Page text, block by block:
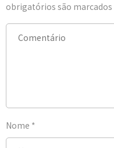
obrigatórios são marcados
Nome *